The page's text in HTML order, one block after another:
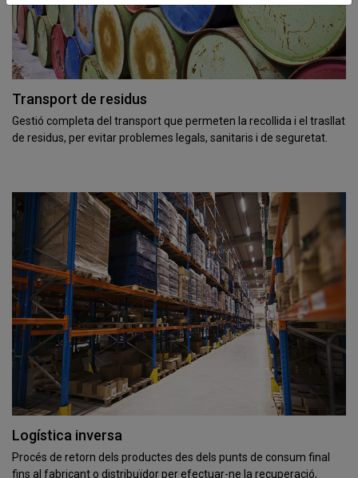
Transport de residus
Gestió completa del transport que permeten la recollida i el trasllat
de residus, per evitar problemes legals, sanitaris i de seguretat.
Logística inversa
Procés de retorn dels productes des dels punts de consum final
fins al fabricant o distribuïdor per efectuar-ne la recuperació,